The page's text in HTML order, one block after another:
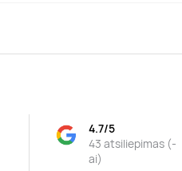
4.7/5
43 atsiliepimas (-
ai)